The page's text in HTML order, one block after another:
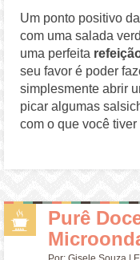
Um ponto positivo
com uma salada
uma perfeita
seu favor é poder
simplesmente abrir
picar algumas
com o que você
Purê